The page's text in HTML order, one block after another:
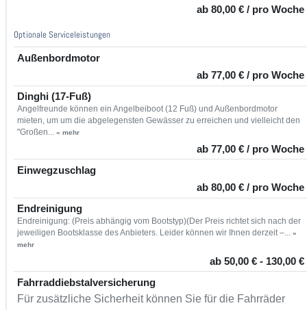
ab 80,00 € / pro Woche
Optionale Serviceleistungen
Außenbordmotor
ab 77,00 € / pro Woche
Dinghi (17-Fuß)
Angelfreunde können ein Angelbeiboot (12 Fuß) und Außenbordmotor
mieten, um um die abgelegensten Gewässer zu erreichen und vielleicht den
"Großen... » mehr
ab 77,00 € / pro Woche
Einwegzuschlag
ab 80,00 € / pro Woche
Endreinigung
Endreinigung: (Preis abhängig vom Bootstyp)(Der Preis richtet sich nach der
jeweiligen Bootsklasse des Anbieters. Leider können wir Ihnen derzeit –... »
mehr
ab 50,00 € - 130,00 €
Fahrraddiebstalversicherung
Für zusätzliche Sicherheit können Sie für die Fahrräder